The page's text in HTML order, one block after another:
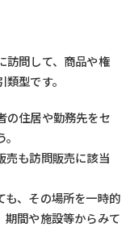
訪問して、商品や権
型です。
の住居や勤務先をセ
売も訪問販売に該当
も、その場所を一時的
期間や施設等からみて